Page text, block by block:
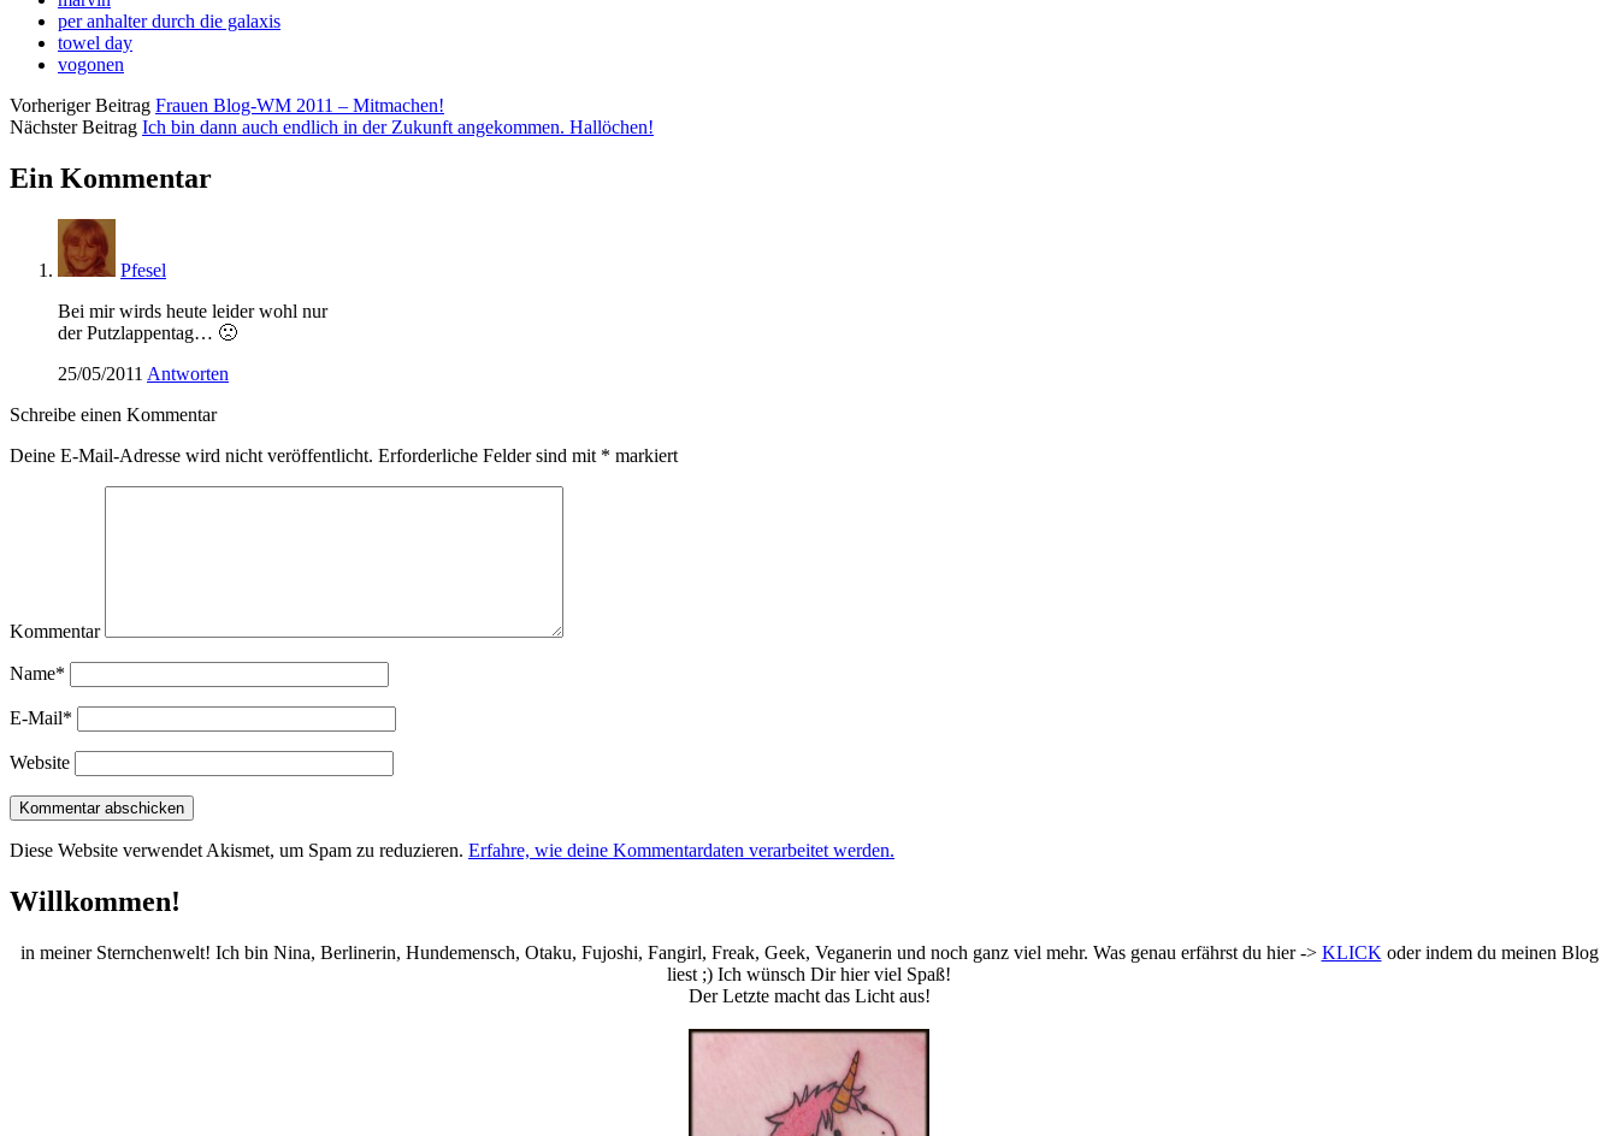
per anhalter durch die galaxis
towel day
vogonen
Vorheriger Beitrag Frauen Blog-WM 2011 – Mitmachen!
Nächster Beitrag Ich bin dann auch endlich in der Zukunft angekommen. Hallöchen!
Ein Kommentar
Pfesel
Bei mir wirds heute leider wohl nur
der Putzlappentag… 🙁
25/05/2011 Antworten
Schreibe einen Kommentar
Deine E-Mail-Adresse wird nicht veröffentlicht. Erforderliche Felder sind mit * markiert
Kommentar
Name*
E-Mail*
Website
Diese Website verwendet Akismet, um Spam zu reduzieren. Erfahre, wie deine Kommentardaten verarbeitet werden.
Sidebar
Willkommen!
in meiner Sternchenwelt! Ich bin Nina, Berlinerin, Hundemensch, Otaku, Fujoshi, Fangirl, Freak, Geek, Veganerin und noch ganz viel mehr. Was genau erfährst du hier -> KLICK oder indem du meinen Blog
liest ;) Ich wünsch Dir hier viel Spaß!
Der Letzte macht das Licht aus!